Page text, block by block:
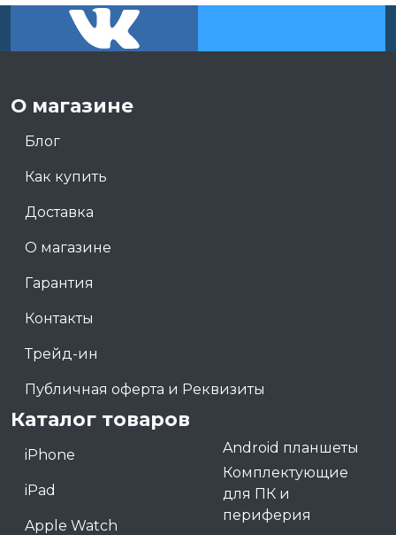
О магазине
Блог
Как купить
Доставка
О магазине
Гарантия
Контакты
Трейд-ин
Публичная оферта и Реквизиты
Каталог товаров
iPhone
iPad
Apple Watch
Android планшеты
Комплектующие
для ПК и
периферия